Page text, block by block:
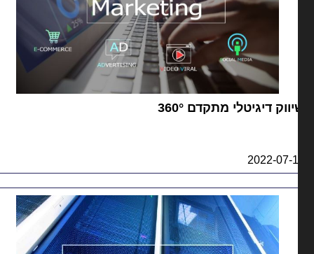
דיגיטלי מתקדם 360°
2022-07-